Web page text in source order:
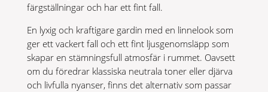
färgställningar och har ett fint fall.
En lyxig och kraftigare gardin med en linnelook som
ger ett vackert fall och ett fint ljusgenomsläpp som
skapar en stämningsfull atmosfär i rummet. Oavsett
om du föredrar klassiska neutrala toner eller djärva
och livfulla nyanser, finns det alternativ som passar